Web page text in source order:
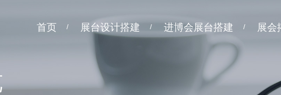
首页 / 展台设计搭建 / 进博会展台搭建 / 展会